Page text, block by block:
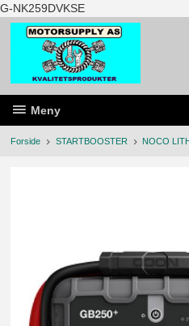
G-NK259DVKSEGå
til
innholdet
Meny
Forside STARTBOOSTER NOCO